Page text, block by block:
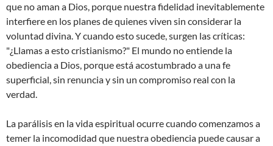
que no aman a Dios, porque nuestra fidelidad inevitablemente
interfiere en los planes de quienes viven sin considerar la
voluntad divina. Y cuando esto sucede, surgen las críticas:
"¿Llamas a esto cristianismo?" El mundo no entiende la
obediencia a Dios, porque está acostumbrado a una fe
superficial, sin renuncia y sin un compromiso real con la
verdad.
La parálisis en la vida espiritual ocurre cuando comenzamos a
temer la incomodidad que nuestra obediencia puede causar a